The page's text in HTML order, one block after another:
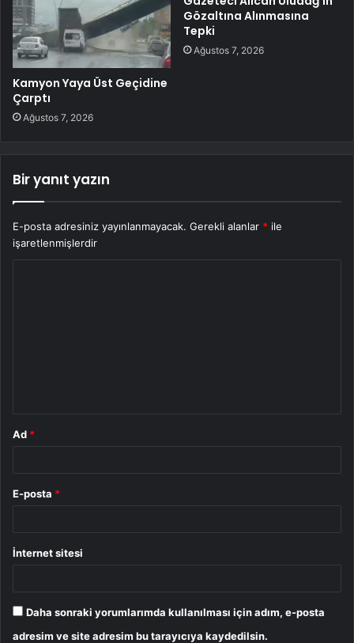
Kamyon Yaya Üst Geçidine
Çarptı
Ağustos 7, 2026
Gözaltına Alınmasına
Tepki
Ağustos 7, 2026
Bir yanıt yazın
E-posta adresiniz yayınlanmayacak. Gerekli alanlar * ile
işaretlenmişlerdir
Ad *
E-posta *
İnternet sitesi
Daha sonraki yorumlarımda kullanılması için adım, e-posta
adresim ve site adresim bu tarayıcıya kaydedilsin.